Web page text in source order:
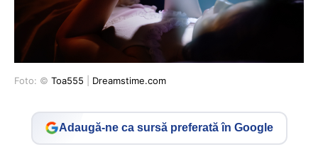
Foto: © Toa555 Dreamstime.com
Adaugă-ne ca sursă preferată în Google